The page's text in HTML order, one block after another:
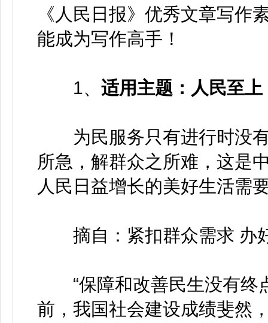
《人民日报》优秀文章写作
能成为写作高手！
1、 适用主题：人民至上
为民服务只有进行时没有
所急，解群众之所难，这是
人民日益增长的美好生活需
摘自：紧扣群众需求 办
“保障和改善民生没有终
前，我国社会建设成绩斐然